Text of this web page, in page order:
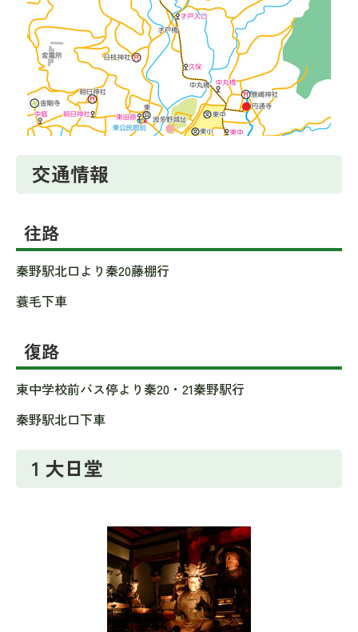
交通情報
往路
秦野駅北口より秦20藤棚行
蓑毛下車
復路
東中学校前バス停より秦20・21秦野駅行
秦野駅北口下車
1 大日堂